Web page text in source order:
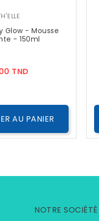
Glow - Mousse
- 150ml
TND
AU PANIER
NOTRE SOCIÉTÉ